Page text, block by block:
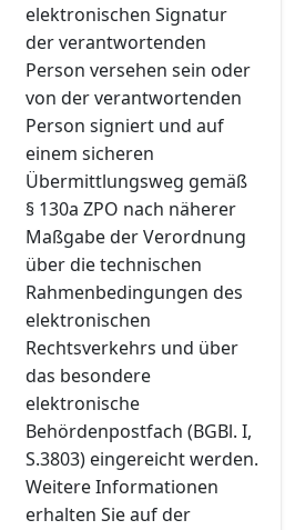
elektronischen Signatur
der verantwortenden
Person versehen sein oder
von der verantwortenden
Person signiert und auf
einem sicheren
Übermittlungsweg gemäß
§ 130a ZPO nach näherer
Maßgabe der Verordnung
über die technischen
Rahmenbedingungen des
elektronischen
Rechtsverkehrs und über
das besondere
elektronische
Behördenpostfach (BGBl. I,
S.3803) eingereicht werden.
Weitere Informationen
erhalten Sie auf der